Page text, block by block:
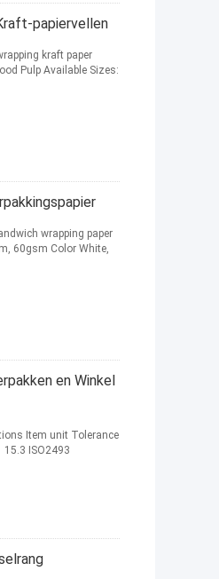
papiervellen
kraft paper
Pulp Available Sizes:
wrapping paper
60gsm Color White,
en Winkel
Item unit Tolerance
15.3 ISO2493